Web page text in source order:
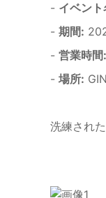
- イベント
- 期間:
- 営業時間:
- 場所:
洗練され